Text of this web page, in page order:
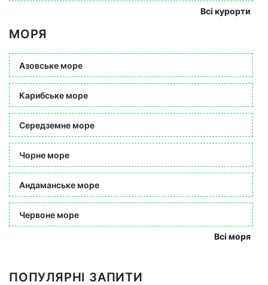
Всі курорти
МОРЯ
Азовське море
Карибське море
Середземне море
Чорне море
Андаманське море
Червоне море
Всі моря
ПОПУЛЯРНІ ЗАПИТИ